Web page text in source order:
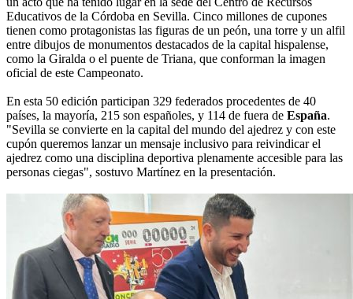
Educativos de la Córdoba en Sevilla. Cinco millones de cupones
tienen como protagonistas las figuras de un peón, una torre y un alfil
entre dibujos de monumentos destacados de la capital hispalense,
como la Giralda o el puente de Triana, que conforman la imagen
oficial de este Campeonato.
En esta 50 edición participan 329 federados procedentes de 40
países, la mayoría, 215 son españoles, y 114 de fuera de España.
"Sevilla se convierte en la capital del mundo del ajedrez y con este
cupón queremos lanzar un mensaje inclusivo para reivindicar el
ajedrez como una disciplina deportiva plenamente accesible para las
personas ciegas", sostuvo Martínez en la presentación.